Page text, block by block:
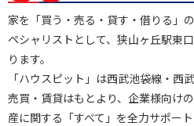
家を「買う・売る・貸す・借りる」
ペシャリストとして、狭山ヶ丘駅東
ります。
「ハウスピット」は西武池袋線・西
売買・賃貸はもとより、企業様向け
産に関する「すべて」を全力サポート